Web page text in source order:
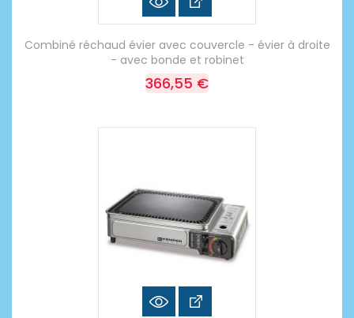
Combiné réchaud évier avec couvercle - évier à droite
- avec bonde et robinet
366,55 €